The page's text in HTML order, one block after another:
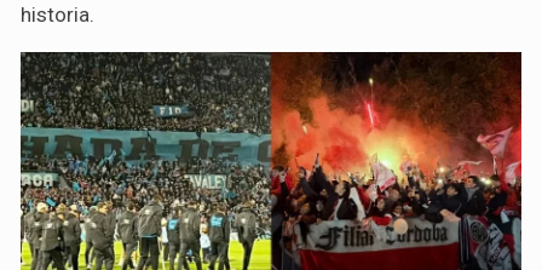
historia.